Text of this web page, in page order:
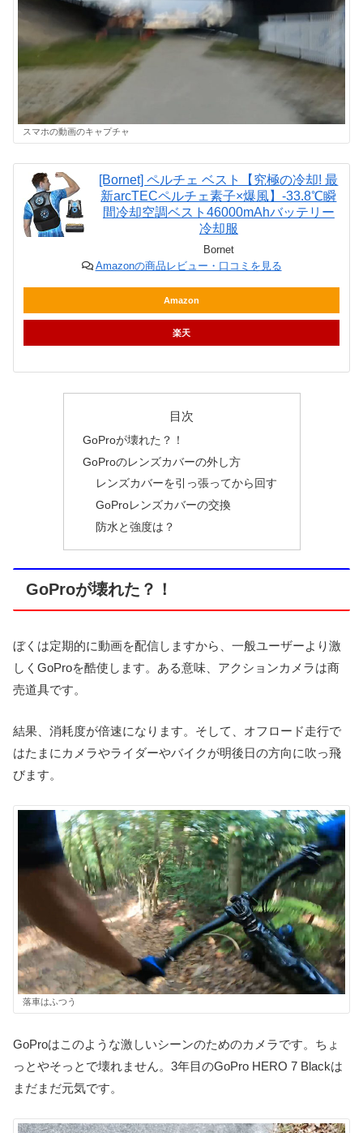
スマホの動画のキャプチャ
[Bornet] ペルチェ ベスト【究極の冷却! 最
新arcTECペルチェ素子×爆風】-33.8℃瞬
間冷却空調ベスト46000mAhバッテリー
冷却服
Bornet
Amazonの商品レビュー・口コミを見る
Amazon
楽天
目次
GoProが壊れた？！
GoProのレンズカバーの外し方
レンズカバーを引っ張ってから回す
GoProレンズカバーの交換
防水と強度は？
GoProが壊れた？！
ぼくは定期的に動画を配信しますから、一般ユーザーより激
しくGoProを酷使します。ある意味、アクションカメラは商
売道具です。
結果、消耗度が倍速になります。そして、オフロード走行で
はたまにカメラやライダーやバイクが明後日の方向に吹っ飛
びます。
落車はふつう
GoProはこのような激しいシーンのためのカメラです。ちょ
っとやそっとで壊れません。3年目のGoPro HERO 7 Blackは
まだまだ元気です。